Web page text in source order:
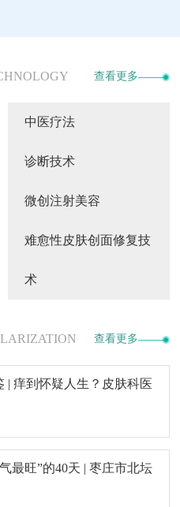
查看更多
中医疗法
诊断技术
微创注射美容
难愈性皮肤创面修复技
术
查看更多
| 痒到怀疑人生？皮肤科医
最旺”的40天 | 枣庄市北坛